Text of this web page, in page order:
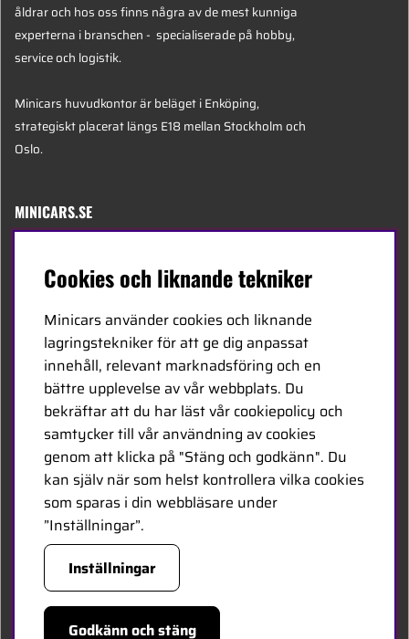
åldrar och hos oss finns några av de mest kunniga
experterna i branschen - specialiserade på hobby,
service och logistik.
Minicars huvudkontor är beläget i Enköping,
strategiskt placerat längs E18 mellan Stockholm och
Oslo.
MINICARS.SE
Bli återförsäljare
Bli leverantör
Jobba hos oss
FÖLJ OSS
Facebook
HANDLA TRYGGT
Cookies och liknande tekniker
Minicars använder cookies och liknande
lagringstekniker för att ge dig anpassat
innehåll, relevant marknadsföring och en
bättre upplevelse av vår webbplats. Du
bekräftar att du har läst vår cookiepolicy och
samtycker till vår användning av cookies
genom att klicka på "Stäng och godkänn". Du
kan själv när som helst kontrollera vilka cookies
som sparas i din webbläsare under
”Inställningar”.
Inställningar
Godkänn och stäng